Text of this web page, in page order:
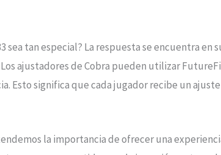
sea tan especial? La respuesta se encuentra
ajustadores de Cobra pueden utilizar
Esto significa que cada jugador recibe un
la importancia de ofrecer una